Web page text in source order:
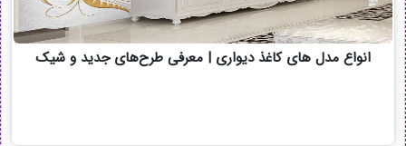
انواع مدل های کاغذ دیواری | معرفی طرح‌های جدید و شیک